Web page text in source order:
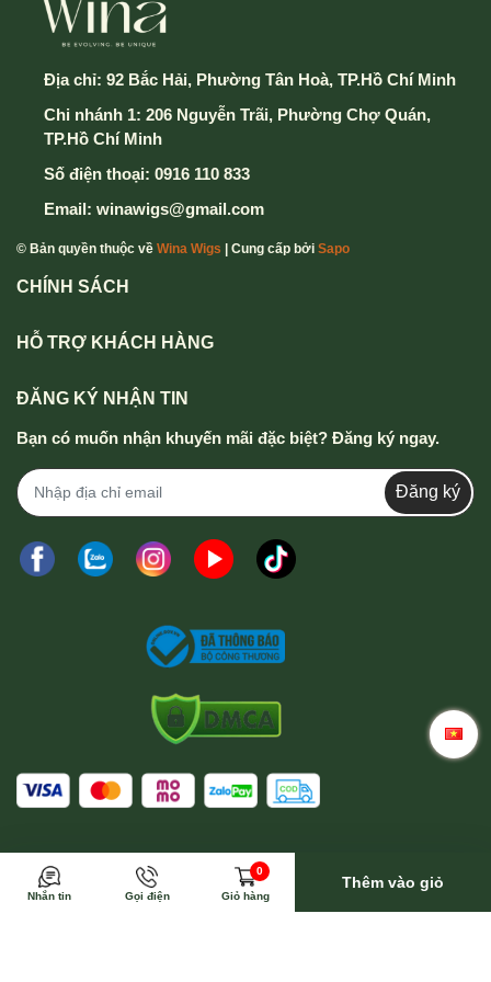
5. Điền thông tin và chọn hình thức thành toán & vận
chuyển
6. Cuối cùng chọn nút Xác Nhận Gửi Đơn hàng để
hoàn thành
hotline0916 110 833 - 0357 833 699
Trong trường hợp này Wina sẽ toàn bộ trả phí vận
chuyển
Địa chỉ: 92 Bắc Hải, Phường Tân Hoà, TP.Hồ Chí Minh
Chi nhánh 1: 206 Nguyễn Trãi, Phường Chợ Quán,
TP.Hồ Chí Minh
Số điện thoại: 0916 110 833
Email: winawigs@gmail.com
© Bản quyền thuộc về Wina Wigs | Cung cấp bởi Sapo
CHÍNH SÁCH
HỖ TRỢ KHÁCH HÀNG
ĐĂNG KÝ NHẬN TIN
Bạn có muốn nhận khuyến mãi đặc biệt? Đăng ký ngay.
Đăng ký
Nhắn tin Gọi điện
0
Giỏ hàng
Thêm vào giỏ